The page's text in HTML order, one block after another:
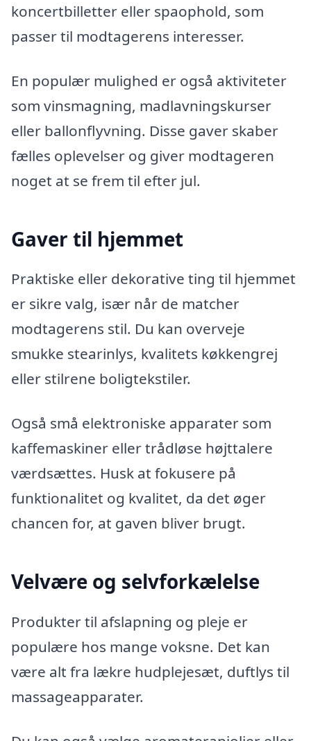
koncertbilletter eller spaophold, som
passer til modtagerens interesser.
En populær mulighed er også aktiviteter
som vinsmagning, madlavningskurser
eller ballonflyvning. Disse gaver skaber
fælles oplevelser og giver modtageren
noget at se frem til efter jul.
Gaver til hjemmet
Praktiske eller dekorative ting til hjemmet
er sikre valg, især når de matcher
modtagerens stil. Du kan overveje
smukke stearinlys, kvalitets køkkengrej
eller stilrene boligtekstiler.
Også små elektroniske apparater som
kaffemaskiner eller trådløse højttalere
værdsættes. Husk at fokusere på
funktionalitet og kvalitet, da det øger
chancen for, at gaven bliver brugt.
Velvære og selvforkælelse
Produkter til afslapning og pleje er
populære hos mange voksne. Det kan
være alt fra lækre hudplejesæt, duftlys til
massageapparater.